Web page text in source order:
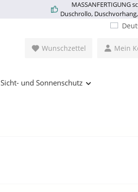
MASSANFERTIGUNG
Duschrollo,
Wunschzettel Mein
Sicht- und Sonnenschutz